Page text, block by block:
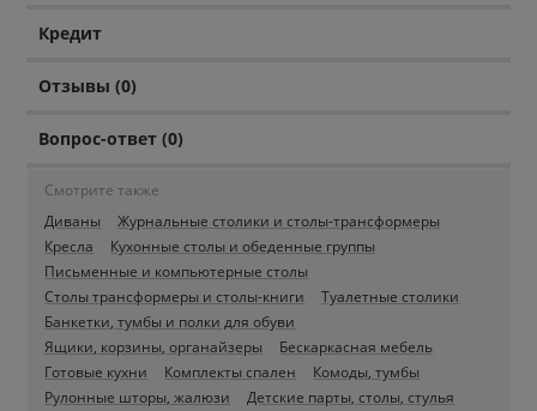
Кредит
Отзывы (0)
Вопрос-ответ (0)
Смотрите также
Диваны
Журнальные столики и столы-трансформеры
Кресла
Кухонные столы и обеденные группы
Письменные и компьютерные столы
Столы трансформеры и столы-книги
Туалетные столики
Банкетки, тумбы и полки для обуви
Ящики, корзины, органайзеры
Бескаркасная мебель
Готовые кухни
Комплекты спален
Комоды, тумбы
Рулонные шторы, жалюзи
Детские парты, столы, стулья